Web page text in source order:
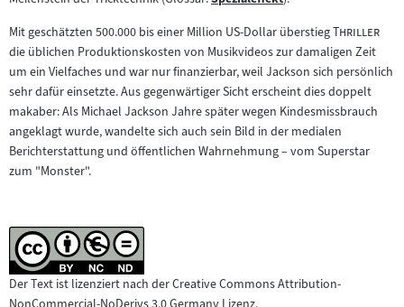
Zum
Inhalt:
Mit geschätzten 500.000 bis einer Million US-Dollar überstieg"
Thriller"
die üblichen Produktionskosten von Musikvideos zur damaligen Zeit
um ein Vielfaches und war nur finanzierbar, weil Jackson sich persönlich
sehr dafür einsetzte. Aus gegenwärtiger Sicht erscheint dies doppelt
makaber: Als Michael Jackson Jahre später wegen Kindesmissbrauch
angeklagt wurde, wandelte sich auch sein Bild in der medialen
Berichterstattung und öffentlichen Wahrnehmung – vom Superstar
zum "Monster".
Der Text ist lizenziert nach der Creative Commons Attribution-